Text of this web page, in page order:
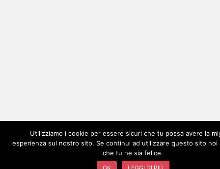
Utilizziamo i cookie per essere sicuri che tu possa avere la
esperienza sul nostro sito. Se continui ad utilizzare questo sito noi
che tu ne sia felice.